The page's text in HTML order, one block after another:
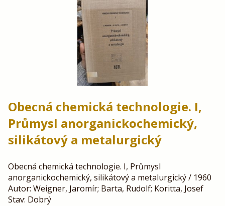
Obecná chemická technologie. I,
Průmysl anorganickochemický,
silikátový a metalurgický
Obecná chemická technologie. I, Průmysl
anorganickochemický, silikátový a metalurgický / 1960
Autor: Weigner, Jaromír; Barta, Rudolf; Koritta, Josef
Stav: Dobrý